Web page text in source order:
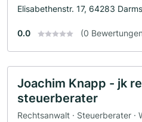
Elisabethenstr. 17, 64283
0.0 (0
Joachim Knapp - jk
steuerberater
Rechtsanwalt · Steuerberater ·